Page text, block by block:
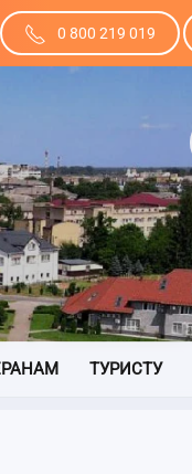
0 800 219 019
ТУРИСТУ